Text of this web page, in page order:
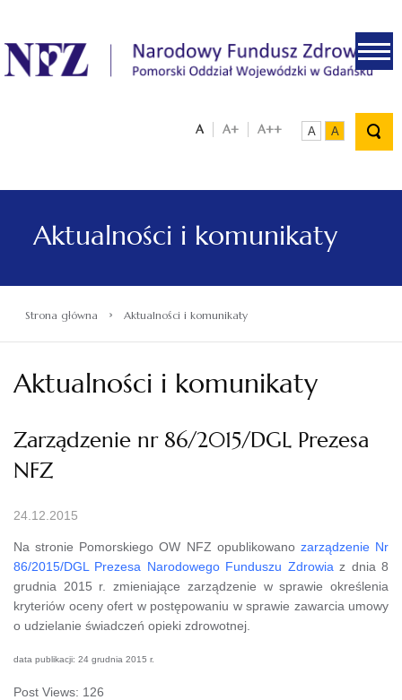
.
A A+ A++ A A
Aktualności i komunikaty
Strona główna › Aktualności i komunikaty
Aktualności i komunikaty
Zarządzenie nr 86/2015/DGL Prezesa
NFZ
24.12.2015
Na stronie Pomorskiego OW NFZ opublikowano zarządzenie Nr
86/2015/DGL Prezesa Narodowego Funduszu Zdrowia z dnia 8
grudnia 2015 r. zmieniające zarządzenie w sprawie określenia
kryteriów oceny ofert w postępowaniu w sprawie zawarcia umowy
o udzielanie świadczeń opieki zdrowotnej.
data publikacji: 24 grudnia 2015 r.
Post Views: 126